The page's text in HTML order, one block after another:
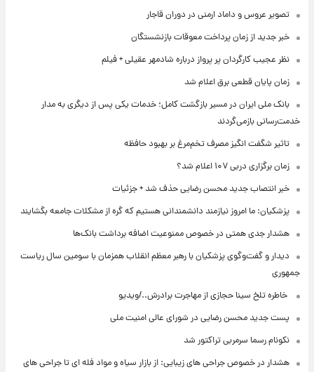
تصویر عروس و داماد ارمنی در دوران قاجار
خبر جدید از زمان پرداخت معوقات بازنشستگان
نظر عجیب کارگردان پر پرواز درباره شادمهر عقیلی + فیلم
زمان پایان قطعی برق اعلام شد
بانک ملی ایران در مسیر بازگشت کامل؛ خدمات یکی پس از دیگری به مدار
خدمت‌رسانی بازمی‌گردند
تاثیر شگفت انگیز مصرف تخم‌مرغ بر بهبود حافظه
زمان برگزاری دربی ۱۰۷ اعلام شد؟
خبر انتصاب جدید محسن رضایی حذف شد + جزئیات
پزشکیان: ما امروز نیازمند دانشمندانی هستیم که گره از مشکلات جامعه بگشایند
هشدار جدی همتی در خصوص ممنوعیت اضافه ‌برداشت بانک‌ها
دیدار و گفت‌وگوی پزشکیان با رهبر معظم انقلاب همزمان با سومین سال ریاست
جمهوری
⁨ خاطره تلخ سینا حجازی از مهاجرت برادرش../ویدیو
پست جدید محسن رضایی در شورای عالی امنیت ملی
نکونام رسما سرمربی تراکتور شد
هشدار در خصوص جراحی های زیبایی: از بازار سیاه و مواد فله ای تا جراحی های